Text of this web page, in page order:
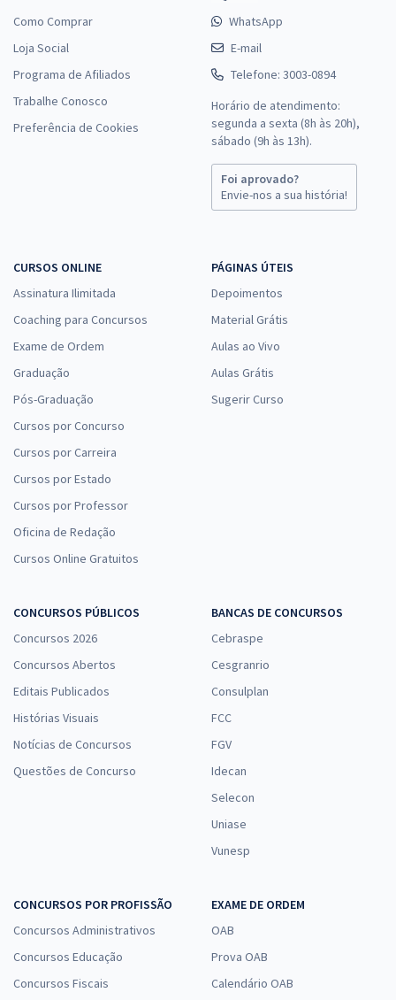
Como Comprar
Loja Social
Programa de Afiliados
Trabalhe Conosco
Preferência de Cookies
WhatsApp
E-mail
Telefone: 3003-0894
Horário de atendimento:
segunda a sexta (8h às 20h),
sábado (9h às 13h).
Foi aprovado?
Envie-nos a sua história!
CURSOS ONLINE
Assinatura Ilimitada
Coaching para Concursos
Exame de Ordem
Graduação
Pós-Graduação
Cursos por Concurso
Cursos por Carreira
Cursos por Estado
Cursos por Professor
Oficina de Redação
Cursos Online Gratuitos
PÁGINAS ÚTEIS
Depoimentos
Material Grátis
Aulas ao Vivo
Aulas Grátis
Sugerir Curso
CONCURSOS PÚBLICOS
Concursos 2026
Concursos Abertos
Editais Publicados
Histórias Visuais
Notícias de Concursos
Questões de Concurso
BANCAS DE CONCURSOS
Cebraspe
Cesgranrio
Consulplan
FCC
FGV
Idecan
Selecon
Uniase
Vunesp
CONCURSOS POR PROFISSÃO
Concursos Administrativos
Concursos Educação
Concursos Fiscais
EXAME DE ORDEM
OAB
Prova OAB
Calendário OAB